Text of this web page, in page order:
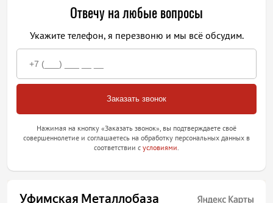
Отвечу на любые вопросы
Укажите телефон, я перезвоню и мы всё обсудим.
Нажимая на кнопку «Заказать звонок», вы подтверждаете своё
совершеннолетие и соглашаетесь на обработку персональных данных в
соответствии с условиями.